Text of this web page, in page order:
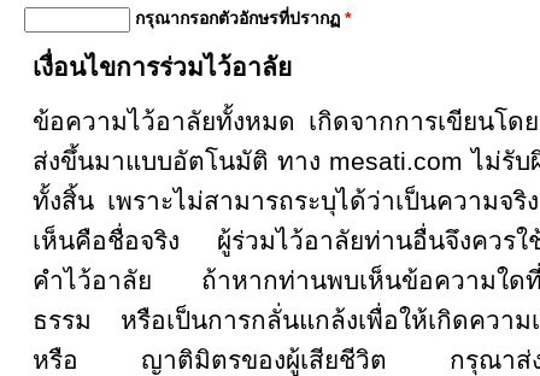
กรุณากรอกตัวอักษรที่ปรากฏ *
เงื่อนไขการร่วมไว้อาลัย
ข้อความไว้อาลัยทั้งหมด เกิดจากการเขียนโด
ส่งขึ้นมาแบบอัตโนมัติ ทาง mesati.com ไม่รั
ทั้งสิ้น เพราะไม่สามารถระบุได้ว่าเป็นความจ
เห็นคือชื่อจริง ผู้ร่วมไว้อาลัยท่านอื่นจึงควรใ
คำไว้อาลัย ถ้าหากท่านพบเห็นข้อความใด
ธรรม หรือเป็นการกลั่นแกล้งเพื่อให้เกิดควา
หรือ ญาติมิตรของผู้เสียชีวิต กรุ